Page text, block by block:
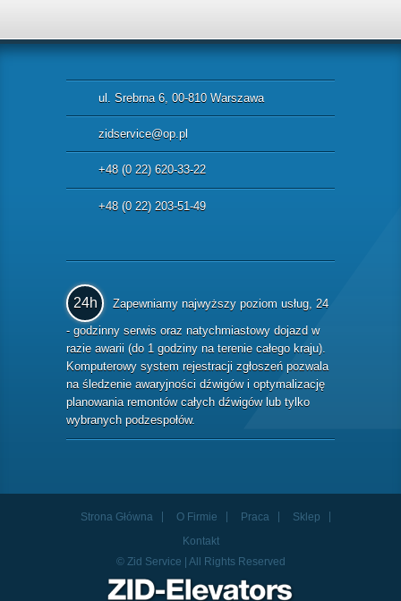
ul. Srebrna 6, 00-810 Warszawa
zidservice@op.pl
+48 (0 22) 620-33-22
+48 (0 22) 203-51-49
24h
Zapewniamy najwyższy poziom usług, 24
- godzinny serwis oraz natychmiastowy dojazd w
razie awarii (do 1 godziny na terenie całego kraju).
Komputerowy system rejestracji zgłoszeń pozwala
na śledzenie awaryjności dźwigów i optymalizację
planowania remontów całych dźwigów lub tylko
wybranych podzespołów.
Strona Główna O Firmie Praca
Sklep
Kontakt
© Zid Service | All Rights Reserved